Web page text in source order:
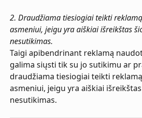
2. Draudžiama tiesiogiai teikti
asmeniui, jeigu yra aiškiai išreikštas
nesutikimas.
Taigi apibendrinant reklamą
galima siųsti tik su jo sutikimu ar
draudžiama tiesiogiai teikti
asmeniui, jeigu yra aiškiai
nesutikimas.